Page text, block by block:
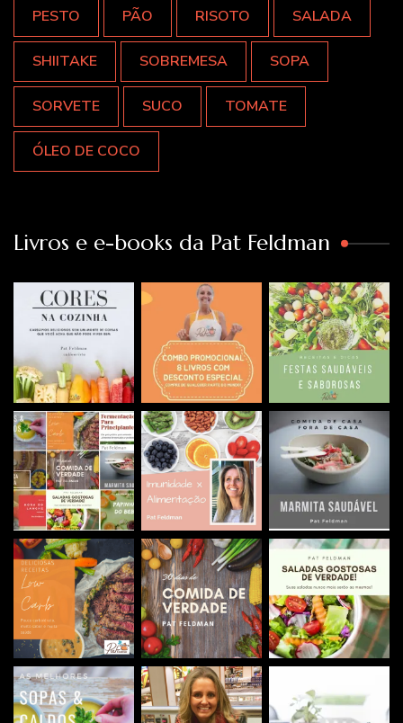
PESTO PÃO RISOTO SALADA
SHIITAKE SOBREMESA SOPA
SORVETE SUCO TOMATE
ÓLEO DE COCO
Livros e e-books da Pat Feldman